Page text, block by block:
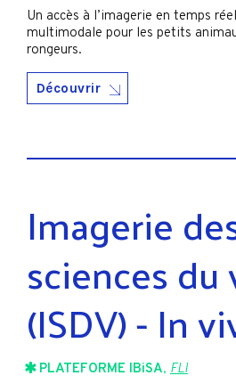
Un accès à l’imagerie en temps
multimodale pour les petits
rongeurs.
Découvrir
Imagerie
sciences
(ISDV) - In
PLATEFORME IBiSA, FLI